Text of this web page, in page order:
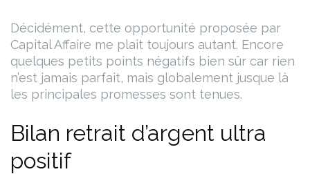
Décidément, cette opportunité proposée par
Capital Affaire me plait toujours autant. Encore
quelques petits points négatifs bien sûr car rien
n’est jamais parfait, mais globalement jusque là
les principales promesses sont tenues.
Bilan retrait d’argent ultra
positif